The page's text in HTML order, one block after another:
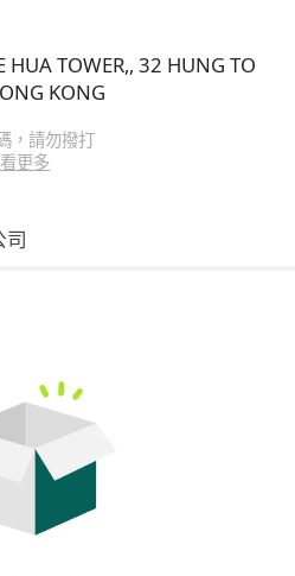
HUA TOWER,, 32 HUNG TO
KONG
，請勿撥打
更多
司